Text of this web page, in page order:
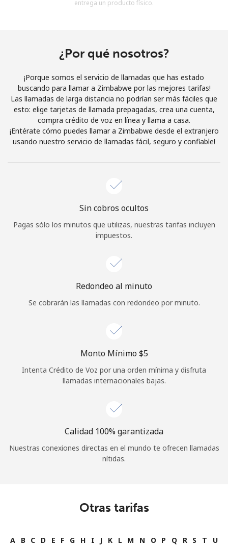
Al abrir una cuenta en este sitio web, estoy de acuerdo con
Únete
¡Hola!
Inicia sesión o REGÍSTRATE →
¿Olvidaste tu contraseña? →
Iniciar Sesión
entrega un producto físico.
¿Por qué nosotros?
¡Porque somos el servicio de llamadas que has estado
buscando para llamar a Zimbabwe por las mejores tarifas!
Las llamadas de larga distancia no podrían ser más fáciles que
esto: elige tarjetas de llamada prepagadas, crea una cuenta,
compra crédito de voz en línea y llama a casa.
¡Entérate cómo puedes llamar a Zimbabwe desde el extranjero
usando nuestro servicio de llamadas fácil, seguro y confiable!
Sin cobros ocultos
Pagas sólo los minutos que utilizas, nuestras tarifas incluyen
impuestos.
Redondeo al minuto
Se cobrarán las llamadas con redondeo por minuto.
Monto Mínimo ⁦$5⁩
Intenta Crédito de Voz por una orden mínima y disfruta
llamadas internacionales bajas.
Calidad 100% garantizada
Nuestras conexiones directas en el mundo te ofrecen llamadas
nítidas.
Otras tarifas
A B C D E F G H I J K L M N O P Q R S T
U